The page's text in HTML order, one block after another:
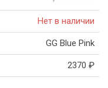
Нет в наличии
GG Blue Pink
2370 ₽